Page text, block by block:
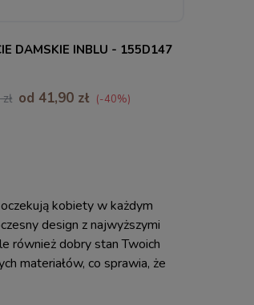
DAMSKIE INBLU - 155D147
od 41,90 zł (-40%)
kobiety w każdym
design z najwyższymi
również dobry stan Twoich
materiałów, co sprawia, że